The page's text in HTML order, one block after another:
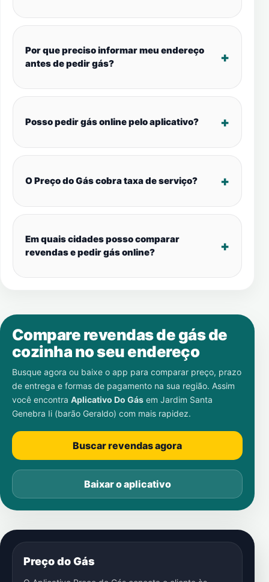
Por que preciso informar meu endereço
antes de pedir gás?
Posso pedir gás online pelo aplicativo?
O Preço do Gás cobra taxa de serviço?
Em quais cidades posso comparar
revendas e pedir gás online?
Compare revendas de gás de
cozinha no seu endereço
Busque agora ou baixe o app para comparar preço, prazo
de entrega e formas de pagamento na sua região. Assim
você encontra Aplicativo Do Gás em Jardim Santa
Genebra Ii (barão Geraldo) com mais rapidez.
Buscar revendas agora
Baixar o aplicativo
Preço do Gás